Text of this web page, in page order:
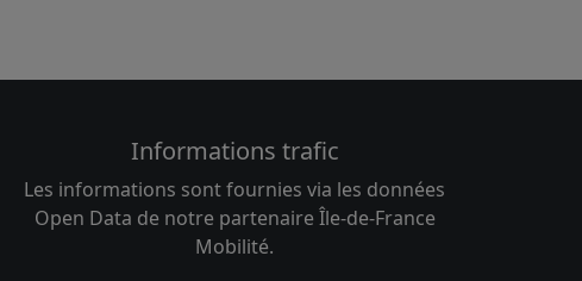
Informations trafic
Les informations sont fournies via les données
Open Data de notre partenaire Île-de-France
Mobilité.